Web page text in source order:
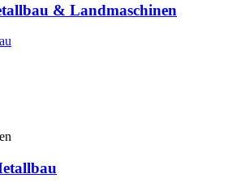
& Landmaschinen